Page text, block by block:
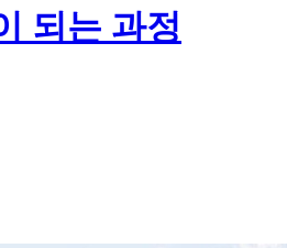
되는 과정